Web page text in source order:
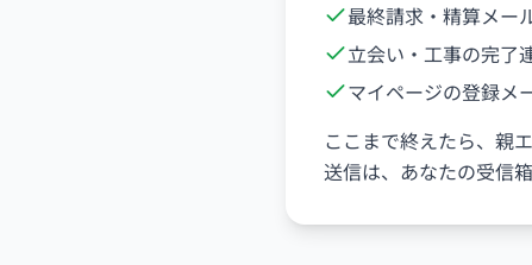
最終請求・精算メー
立会い・工事の完了
マイページの登録メ
ここまで終えたら、親
送信は、あなたの受信